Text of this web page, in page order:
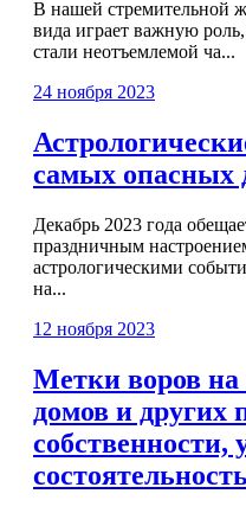
В нашей стремительной
вида играет важную
стали неотъемлемой ча...
24 ноября 2023
самых опасных
Декабрь 2023 года
праздничным
астрологическими
на...
12 ноября 2023
Метки воров
домов и других